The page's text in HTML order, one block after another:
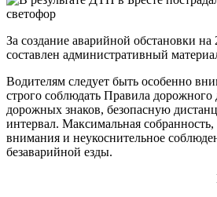
За создание аварийной обстановки на
составлен административный
Водителям следует быть особенно
строго соблюдать Правила
дорожных знаков, безопасную
интервал. Максимальная
внимания и неукоснительное
безаварийной езды.